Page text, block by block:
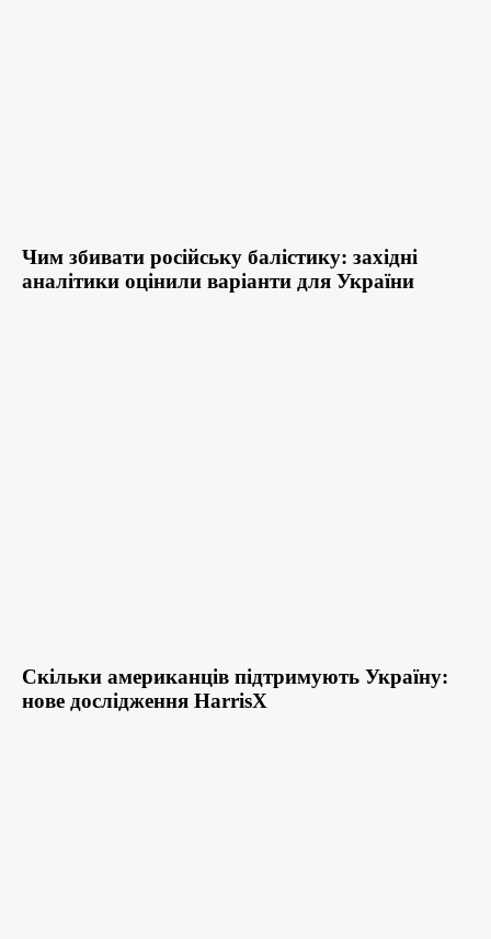
Чим збивати російську балістику: західні
аналітики оцінили варіанти для України
Скільки американців підтримують Україну:
нове дослідження HarrisX